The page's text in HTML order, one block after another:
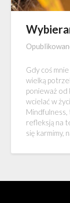
Gdy coś
wielką
ponieważ od
wcielać w
Mindfulness,
refleksją na
się karmimy,